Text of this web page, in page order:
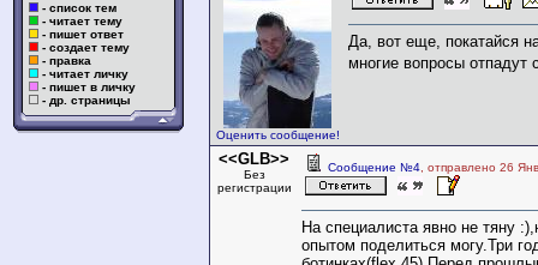
- список тем
- читает тему
- пишет ответ
- создает тему
- правка
- читает личку
- пишет в личку
- др. страницы
Оценить сообщение!
Да, вот еще, покатайся
многие вопросы отпадут
<<GLB>>
Без
регистрации
Сообщение №4 , отправлено 26
На специалиста явно не тяну
опытом поделиться могу.Три